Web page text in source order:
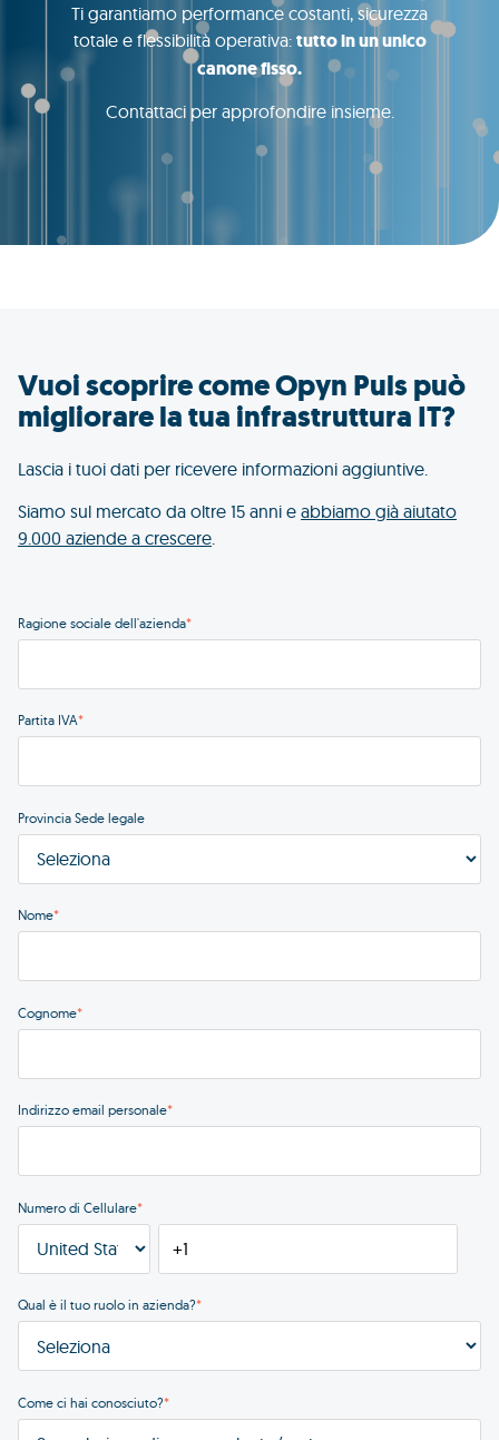
Ti garantiamo performance costanti, sicurezza
totale e flessibilità operativa: tutto in un unico
canone fisso.
Contattaci per approfondire insieme.
Vuoi scoprire come Opyn Puls può
migliorare la tua infrastruttura IT?
Lascia i tuoi dati per ricevere informazioni aggiuntive.
Siamo sul mercato da oltre 15 anni e abbiamo già aiutato
9.000 aziende a crescere
Ragione sociale dell'azienda*
Partita IVA*
Provincia Sede legale
Nome*
Cognome*
Indirizzo email personale*
Numero di Cellulare*
Qual è il tuo ruolo in azienda?*
Come ci hai conosciuto?*